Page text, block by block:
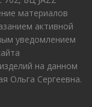
материалов
активной
уведомлением
на данном
Ольга Сергеевна.